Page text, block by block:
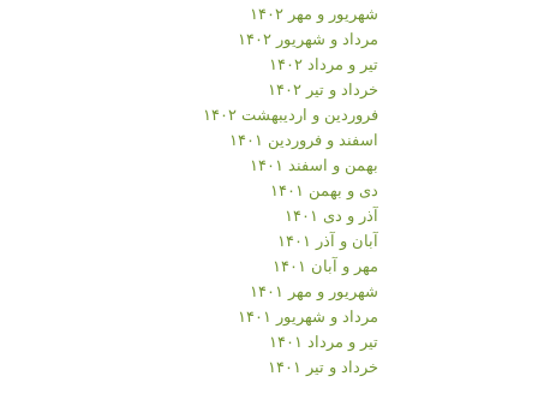
شهریور و مهر ۱۴۰۲
مرداد و شهریور ۱۴۰۲
تیر و مرداد ۱۴۰۲
خرداد و تیر ۱۴۰۲
فروردین و اردیبهشت ۱۴۰۲
اسفند و فروردین ۱۴۰۱
بهمن و اسفند ۱۴۰۱
دی و بهمن ۱۴۰۱
آذر و دی ۱۴۰۱
آبان و آذر ۱۴۰۱
مهر و آبان ۱۴۰۱
شهریور و مهر ۱۴۰۱
مرداد و شهریور ۱۴۰۱
تیر و مرداد ۱۴۰۱
خرداد و تیر ۱۴۰۱